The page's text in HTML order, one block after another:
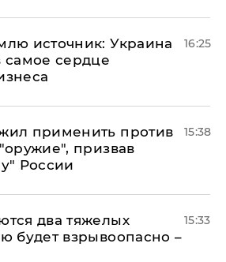
источник: Украина
самое сердце
16:25
применить против
призвав
России
15:38
два тяжелых
будет взрывоопасно –
15:33